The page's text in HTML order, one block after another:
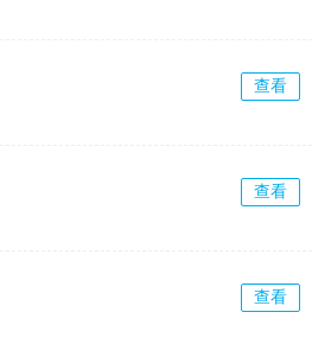
查看
查看
查看